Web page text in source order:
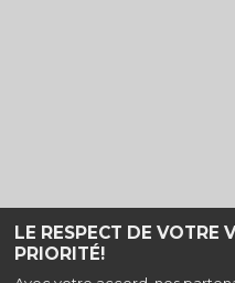
LE RESPECT DE VOTRE
PRIORITÉ!